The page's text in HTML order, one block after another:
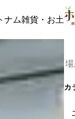
ナム雑貨・お土産
カ